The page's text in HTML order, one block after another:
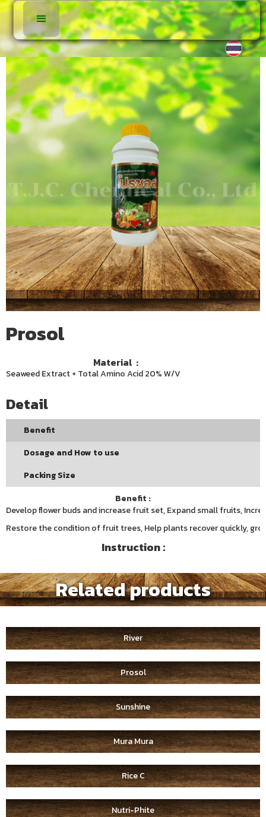
Prosol
Material :
Seaweed Extract + Total Amino Acid 20% W/V
Detail
Benefit
Dosage and How to use
Packing Size
Benefit :
Develop flower buds and increase fruit set, Expand small fruits,
Restore the condition of fruit trees, Help plants recover quickly,
Instruction :
Related products
River
Prosol
Sunshine
Mura Mura
Rice C
Nutri-Phite